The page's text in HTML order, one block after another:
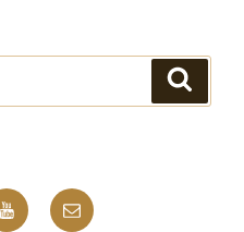
YouTubeEmail